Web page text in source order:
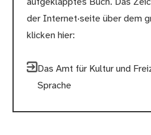
aufgeklapptes Buch. Das
der Internet·seite über dem
klicken hier:
Das Amt für Kultur und
Sprache